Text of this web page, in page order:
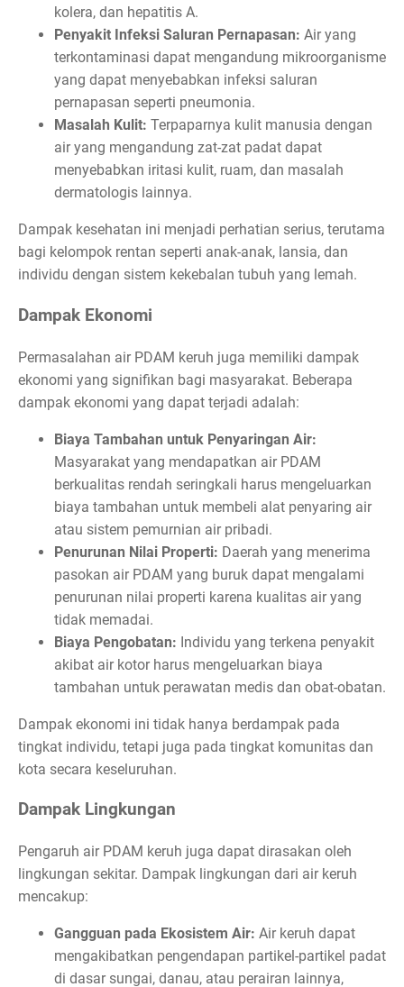
kolera, dan hepatitis A.
Penyakit Infeksi Saluran Pernapasan: Air yang
terkontaminasi dapat mengandung mikroorganisme
yang dapat menyebabkan infeksi saluran
pernapasan seperti pneumonia.
Masalah Kulit: Terpaparnya kulit manusia dengan
air yang mengandung zat-zat padat dapat
menyebabkan iritasi kulit, ruam, dan masalah
dermatologis lainnya.
Dampak kesehatan ini menjadi perhatian serius, terutama
bagi kelompok rentan seperti anak-anak, lansia, dan
individu dengan sistem kekebalan tubuh yang lemah.
Dampak Ekonomi
Permasalahan air PDAM keruh juga memiliki dampak
ekonomi yang signifikan bagi masyarakat. Beberapa
dampak ekonomi yang dapat terjadi adalah:
Biaya Tambahan untuk Penyaringan Air:
Masyarakat yang mendapatkan air PDAM
berkualitas rendah seringkali harus mengeluarkan
biaya tambahan untuk membeli alat penyaring air
atau sistem pemurnian air pribadi.
Penurunan Nilai Properti: Daerah yang menerima
pasokan air PDAM yang buruk dapat mengalami
penurunan nilai properti karena kualitas air yang
tidak memadai.
Biaya Pengobatan: Individu yang terkena penyakit
akibat air kotor harus mengeluarkan biaya
tambahan untuk perawatan medis dan obat-obatan.
Dampak ekonomi ini tidak hanya berdampak pada
tingkat individu, tetapi juga pada tingkat komunitas dan
kota secara keseluruhan.
Dampak Lingkungan
Pengaruh air PDAM keruh juga dapat dirasakan oleh
lingkungan sekitar. Dampak lingkungan dari air keruh
mencakup:
Gangguan pada Ekosistem Air: Air keruh dapat
mengakibatkan pengendapan partikel-partikel padat
di dasar sungai, danau, atau perairan lainnya,